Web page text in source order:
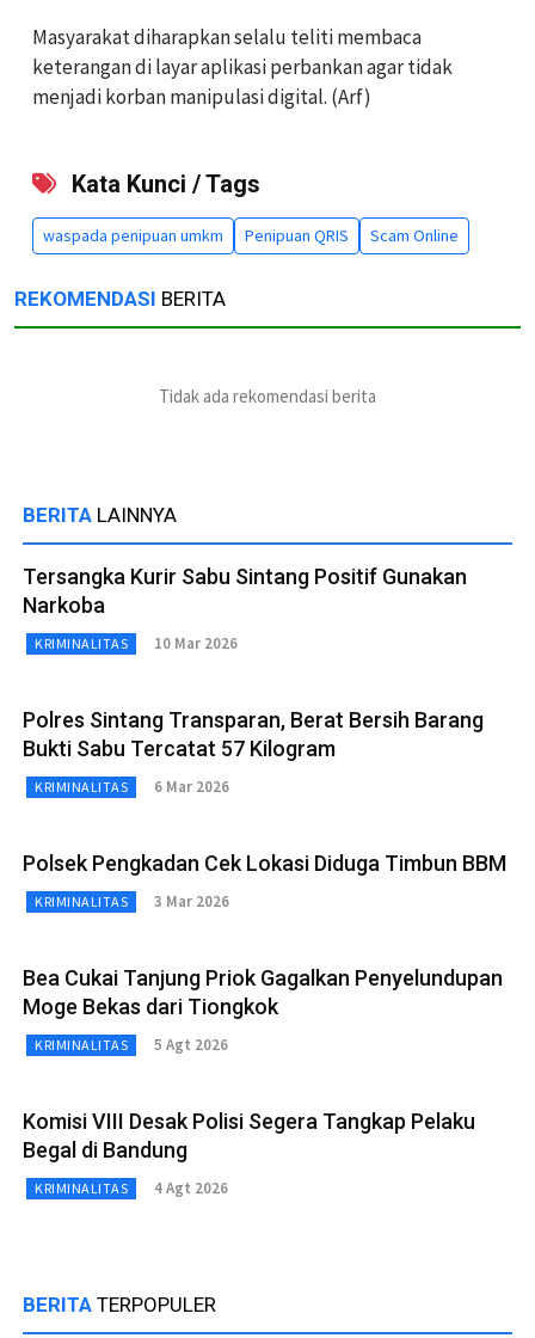
Masyarakat diharapkan selalu teliti membaca
keterangan di layar aplikasi perbankan agar tidak
menjadi korban manipulasi digital. (Arf)
Kata Kunci / Tags
waspada penipuan umkm Penipuan QRIS Scam Online
REKOMENDASI BERITA
Tidak ada rekomendasi berita
BERITA LAINNYA
Tersangka Kurir Sabu Sintang Positif Gunakan
Narkoba
KRIMINALITAS 10 Mar 2026
Polres Sintang Transparan, Berat Bersih Barang
Bukti Sabu Tercatat 57 Kilogram
KRIMINALITAS 6 Mar 2026
Polsek Pengkadan Cek Lokasi Diduga Timbun BBM
KRIMINALITAS 3 Mar 2026
Bea Cukai Tanjung Priok Gagalkan Penyelundupan
Moge Bekas dari Tiongkok
KRIMINALITAS 5 Agt 2026
Komisi VIII Desak Polisi Segera Tangkap Pelaku
Begal di Bandung
KRIMINALITAS 4 Agt 2026
BERITA TERPOPULER